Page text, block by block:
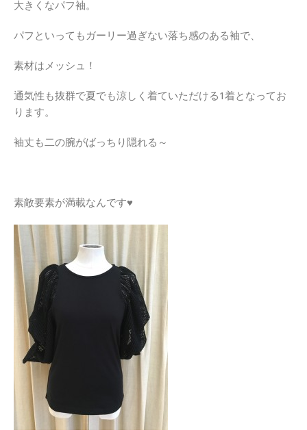
大きくなパフ袖。
パフといってもガーリー過ぎない落ち感のある袖で、
素材はメッシュ！
通気性も抜群で夏でも涼しく着ていただける1着となってお
ります。
袖丈も二の腕がばっちり隠れる～
素敵要素が満載なんです♥